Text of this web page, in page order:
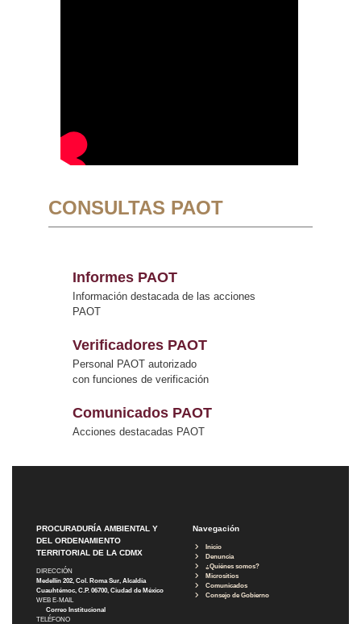
CONSULTAS PAOT
Informes PAOT
Información destacada de las acciones
PAOT
Verificadores PAOT
Personal PAOT autorizado
con funciones de verificación
Comunicados PAOT
Acciones destacadas PAOT
PROCURADURÍA AMBIENTAL Y
DEL ORDENAMIENTO
TERRITORIAL DE LA CDMX
DIRECCIÓN
Medellín 202, Col. Roma Sur, Alcaldía
Cuauhtémoc, C.P. 06700, Ciudad de México
WEB E-MAIL
Correo Institucional
TELÉFONO
Navegación
Inicio
Denuncia
¿Quiénes somos?
Micrositios
Comunicados
Consejo de Gobierno